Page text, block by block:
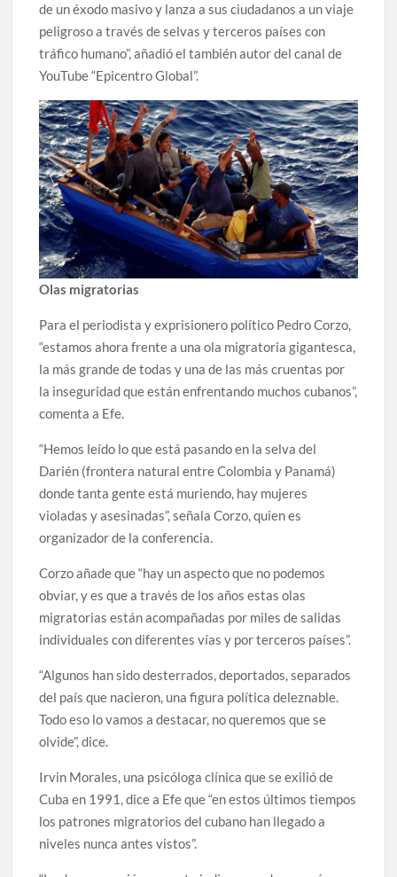
de un éxodo masivo y lanza a sus ciudadanos a un viaje
peligroso a través de selvas y terceros países con
tráfico humano”, añadió el también autor del canal de
YouTube “Epicentro Global”.
Olas migratorias
Para el periodista y exprisionero político Pedro Corzo,
“estamos ahora frente a una ola migratoria gigantesca,
la más grande de todas y una de las más cruentas por
la inseguridad que están enfrentando muchos cubanos”,
comenta a Efe.
“Hemos leído lo que está pasando en la selva del
Darién (frontera natural entre Colombia y Panamá)
donde tanta gente está muriendo, hay mujeres
violadas y asesinadas”, señala Corzo, quien es
organizador de la conferencia.
Corzo añade que “hay un aspecto que no podemos
obviar, y es que a través de los años estas olas
migratorias están acompañadas por miles de salidas
individuales con diferentes vías y por terceros países”.
“Algunos han sido desterrados, deportados, separados
del país que nacieron, una figura política deleznable.
Todo eso lo vamos a destacar, no queremos que se
olvide”, dice.
Irvin Morales, una psicóloga clínica que se exilió de
Cuba en 1991, dice a Efe que “en estos últimos tiempos
los patrones migratorios del cubano han llegado a
niveles nunca antes vistos”.